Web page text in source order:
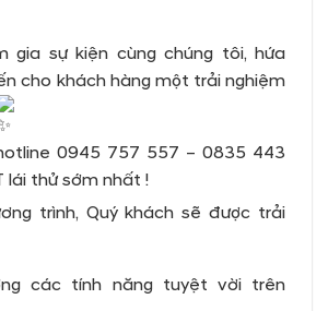
gia sự kiện cùng chúng tôi, hứa
cho khách hàng một trải nghiệm
0945 757 557 – 0835 443
lái thử sớm nhất !
trình, Quý khách sẽ được trải
các tính năng tuyệt vời trên